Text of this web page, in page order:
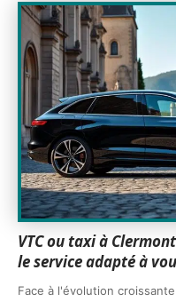
VTC ou taxi à
le service adapté à
Face à l'évolution